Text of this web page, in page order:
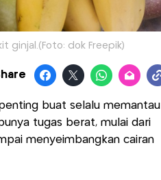
ginjal.(Foto: dok Freepik)
buat selalu memantau
tugas berat, mulai dari
menyeimbangkan cairan